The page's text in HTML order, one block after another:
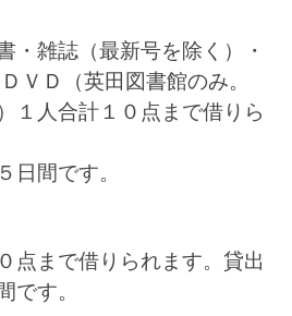
・雑誌（最新号を除く）・
ＶＤ（英田図書館のみ。
１人合計１０点まで借りら
日間です。
点まで借りられます。貸出
です。